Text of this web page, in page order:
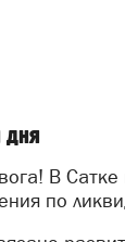
детально
с
в
дня
по